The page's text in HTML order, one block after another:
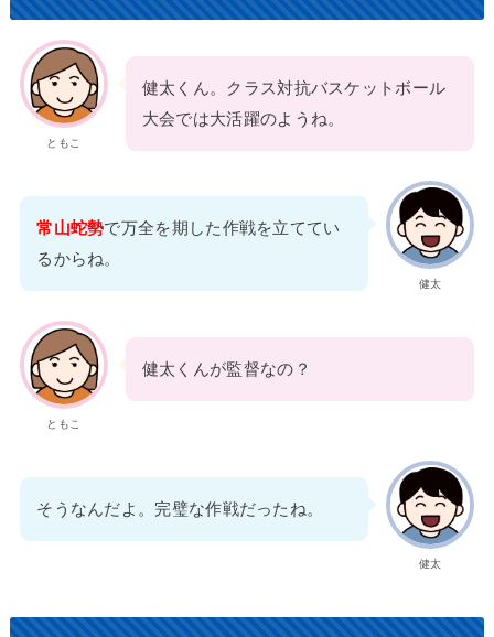
ともこ
健太くん。クラス対抗バスケットボール
大会では大活躍のようね。
健太
常山蛇勢で万全を期した作戦を立ててい
るからね。
ともこ
健太くんが監督なの？
健太
そうなんだよ。完璧な作戦だったね。